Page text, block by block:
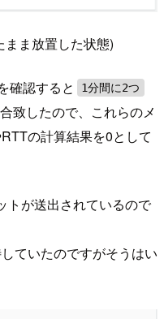
ま放置した状態)
確認すると 1分間に2つ
致したので、これらのメ
の計算結果を0として
トが送出されているので
ていたのですがそうはい